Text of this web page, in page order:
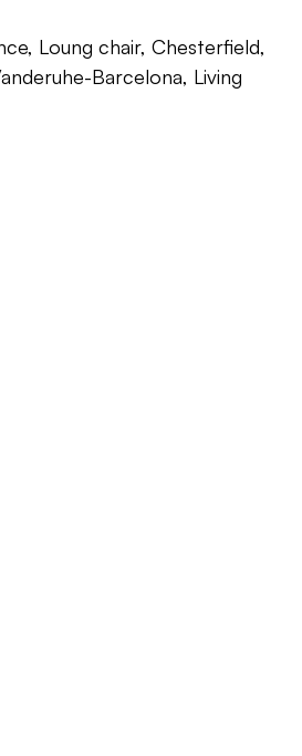
Loung chair, Chesterfield,
Barcelona, Living